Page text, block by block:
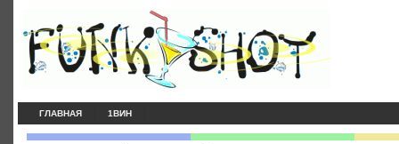
ГЛАВНАЯ 1ВИН